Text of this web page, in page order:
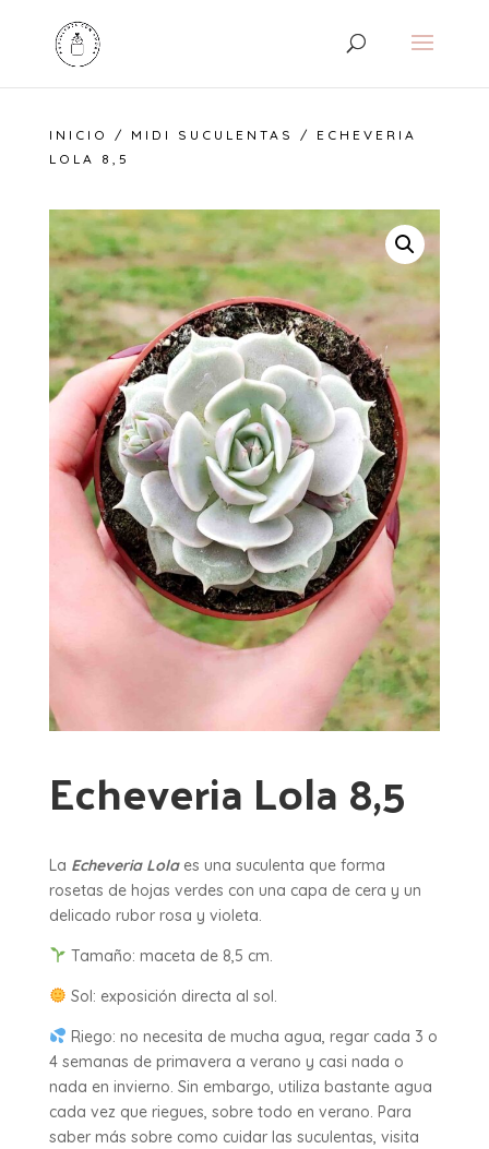
INICIO / MIDI SUCULENTAS
/ ECHEVERIA
LOLA 8,5
Echeveria Lola 8,5
La Echeveria Lola es una suculenta que forma
rosetas de hojas verdes con una capa de cera y un
delicado rubor rosa y violeta.
Tamaño: maceta de 8,5 cm.
Sol: exposición directa al sol.
Riego: no necesita de mucha agua, regar cada 3 o
4 semanas de primavera a verano y casi nada o
nada en invierno. Sin embargo, utiliza bastante agua
cada vez que riegues, sobre todo en verano. Para
saber más sobre como cuidar las suculentas, visita